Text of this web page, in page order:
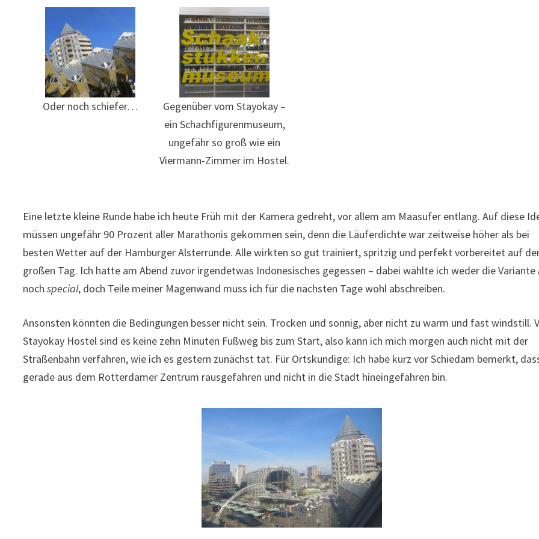
Oder noch schiefer…
Gegenüber vom Stayokay –
ein Schachfigurenmuseum,
ungefähr so groß wie ein
Viermann-Zimmer im Hostel.
Eine letzte kleine Runde habe ich heute Früh mit der Kamera gedreht, vor allem am Maasufer entlang. Auf diese
müssen ungefähr 90 Prozent aller Marathonis gekommen sein, denn die Läuferdichte war zeitweise höher als bei
besten Wetter auf der Hamburger Alsterrunde. Alle wirkten so gut trainiert, spritzig und perfekt vorbereitet auf
großen Tag. Ich hatte am Abend zuvor irgendetwas Indonesisches gegessen – dabei wählte ich weder die Variante
nochspecial, doch Teile meiner Magenwand muss ich für die nächsten Tage wohl abschreiben.
Ansonsten könnten die Bedingungen besser nicht sein. Trocken und sonnig, aber nicht zu warm und fast windstill.
Stayokay Hostel sind es keine zehn Minuten Fußweg bis zum Start, also kann ich mich morgen auch nicht mit der
Straßenbahn verfahren, wie ich es gestern zunächst tat. Für Ortskundige: Ich habe kurz vor Schiedam bemerkt,
gerade aus dem Rotterdamer Zentrum rausgefahren und nicht in die Stadt hineingefahren bin.